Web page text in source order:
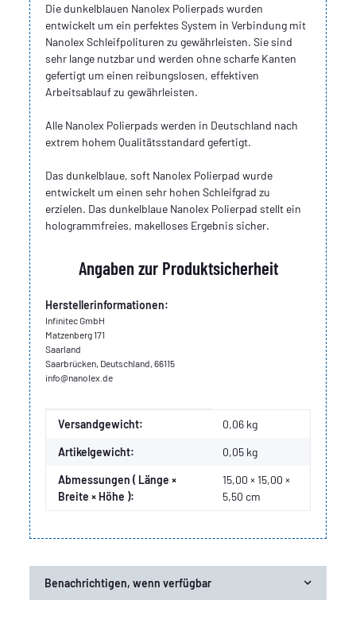
Die dunkelblauen Nanolex Polierpads wurden
entwickelt um ein perfektes System in Verbindung mit
Nanolex Schleifpolituren zu gewährleisten. Sie sind
sehr lange nutzbar und werden ohne scharfe Kanten
gefertigt um einen reibungslosen, effektiven
Arbeitsablauf zu gewährleisten.
Alle Nanolex Polierpads werden in Deutschland nach
extrem hohem Qualitätsstandard gefertigt.
Das dunkelblaue, soft Nanolex Polierpad wurde
entwickelt um einen sehr hohen Schleifgrad zu
erzielen. Das dunkelblaue Nanolex Polierpad stellt ein
hologrammfreies, makelloses Ergebnis sicher.
Angaben zur Produktsicherheit
Herstellerinformationen:
Infinitec GmbH
Matzenberg 171
Saarland
Saarbrücken, Deutschland, 66115
info@nanolex.de
Produkteigenschaft
Wert
Versandgewicht: 0,06 kg
Artikelgewicht: 0,05 kg
Abmessungen ( Länge ×
Breite × Höhe ):
15,00 × 15,00 ×
5,50 cm
Benachrichtigen, wenn verfügbar